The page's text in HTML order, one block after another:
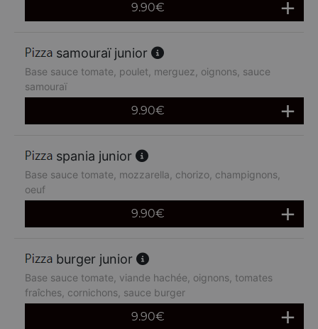
9.90€
samouraï junior
Base sauce tomate, poulet, merguez, oignons, sauce
samouraï
9.90€
spania junior
Base sauce tomate, mozzarella, chorizo, champignons,
oeuf
9.90€
burger junior
Base sauce tomate, viande hachée, oignons, tomates
fraîches, cornichons, sauce burger
9.90€